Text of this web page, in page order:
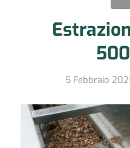
5 Febbraio